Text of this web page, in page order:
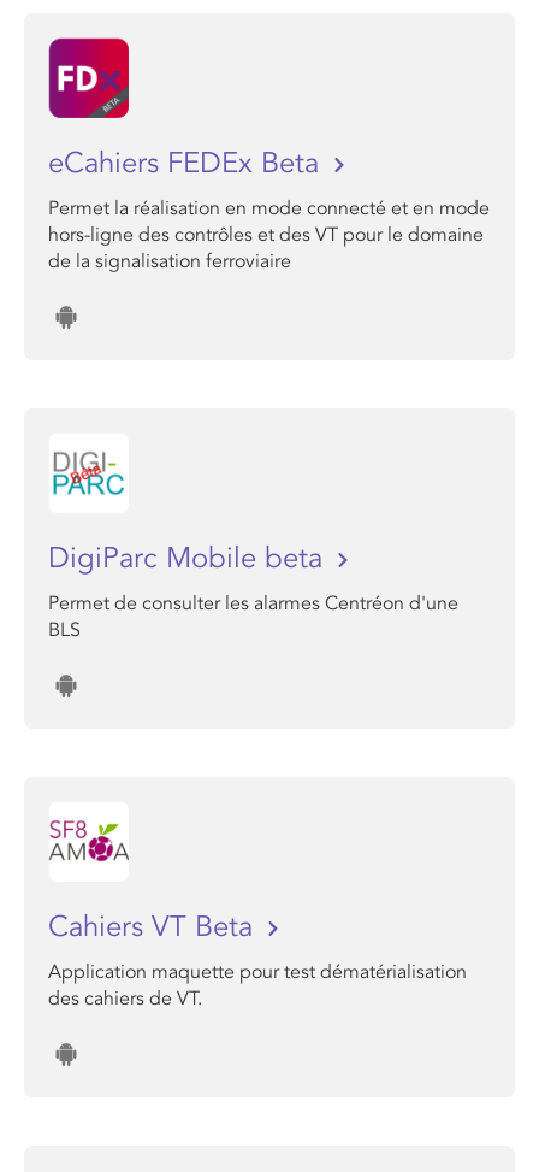
eCahiers FEDEx Beta
Permet la réalisation en mode connecté et en mode
hors-ligne des contrôles et des VT pour le domaine
de la signalisation ferroviaire
DigiParc Mobile beta
Permet de consulter les alarmes Centréon d'une
BLS
Cahiers VT Beta
Application maquette pour test dématérialisation
des cahiers de VT.